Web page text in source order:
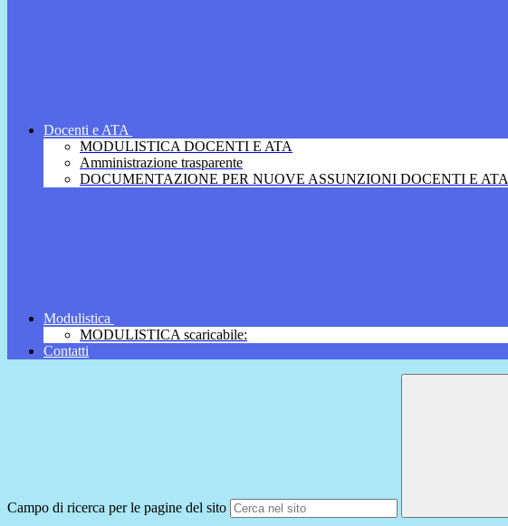
Docenti e ATA
MODULISTICA DOCENTI E ATA
Amministrazione trasparente
DOCUMENTAZIONE PER NUOVE ASSUNZIONI DOCENTI E ATA
Modulistica
MODULISTICA scaricabile:
Contatti
Campo di ricerca per le pagine del sito